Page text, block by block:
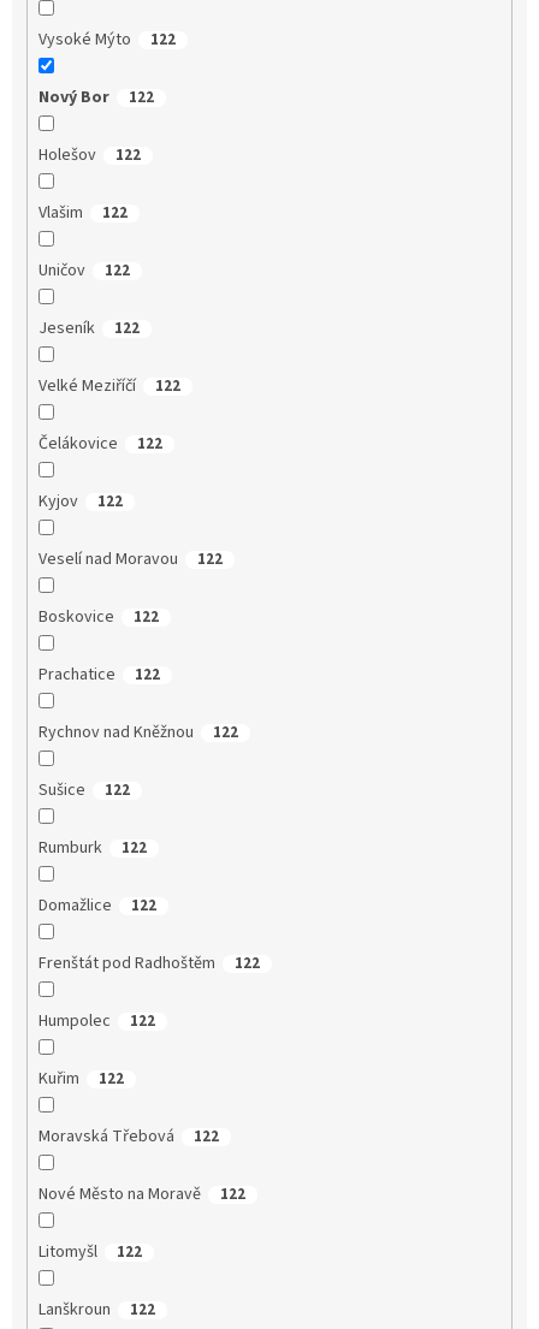
Vysoké Mýto 122
Nový Bor 122
Holešov 122
Vlašim 122
Uničov 122
Jeseník 122
Velké Meziříčí 122
Čelákovice 122
Kyjov 122
Veselí nad Moravou 122
Boskovice 122
Prachatice 122
Rychnov nad Kněžnou 122
Sušice 122
Rumburk 122
Domažlice 122
Frenštát pod Radhoštěm 122
Humpolec 122
Kuřim 122
Moravská Třebová 122
Nové Město na Moravě 122
Litomyšl 122
Lanškroun 122